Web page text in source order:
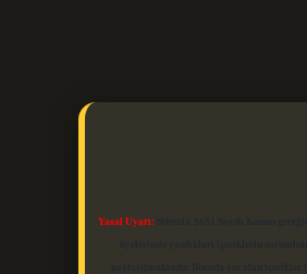
Yasal Uyarı:Sitemiz, 5651 Sayılı Kanun